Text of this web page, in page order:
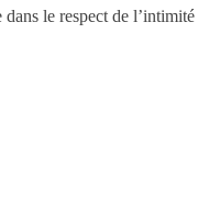
le respect de l’intimité